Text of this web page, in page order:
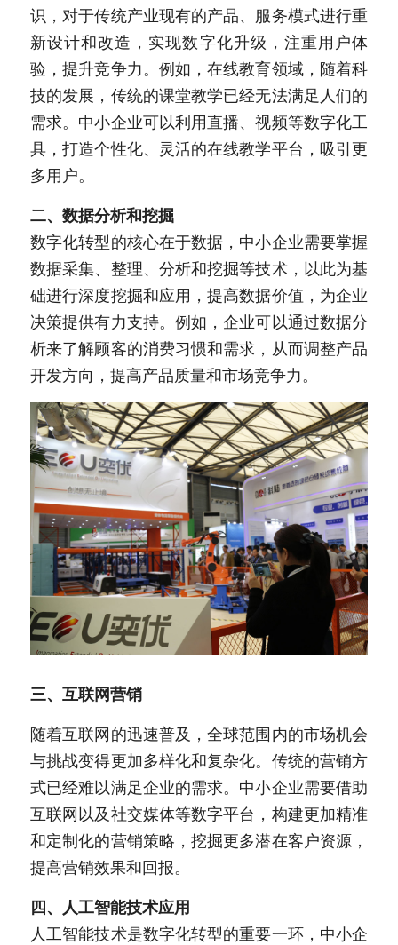
识，对于传统产业现有的产品、服务模式进行重
新设计和改造，实现数字化升级，注重用户体
验，提升竞争力。例如，在线教育领域，随着科
技的发展，传统的课堂教学已经无法满足人们的
需求。中小企业可以利用直播、视频等数字化工
具，打造个性化、灵活的在线教学平台，吸引更
多用户。
二、数据分析和挖掘
数字化转型的核心在于数据，中小企业需要掌握
数据采集、整理、分析和挖掘等技术，以此为基
础进行深度挖掘和应用，提高数据价值，为企业
决策提供有力支持。例如，企业可以通过数据分
析来了解顾客的消费习惯和需求，从而调整产品
开发方向，提高产品质量和市场竞争力。
三、互联网营销
随着互联网的迅速普及，全球范围内的市场机会
与挑战变得更加多样化和复杂化。传统的营销方
式已经难以满足企业的需求。中小企业需要借助
互联网以及社交媒体等数字平台，构建更加精准
和定制化的营销策略，挖掘更多潜在客户资源，
提高营销效果和回报。
四、人工智能技术应用
人工智能技术是数字化转型的重要一环，中小企